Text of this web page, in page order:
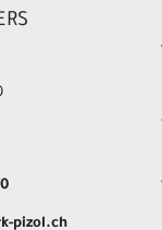
pizol.ch